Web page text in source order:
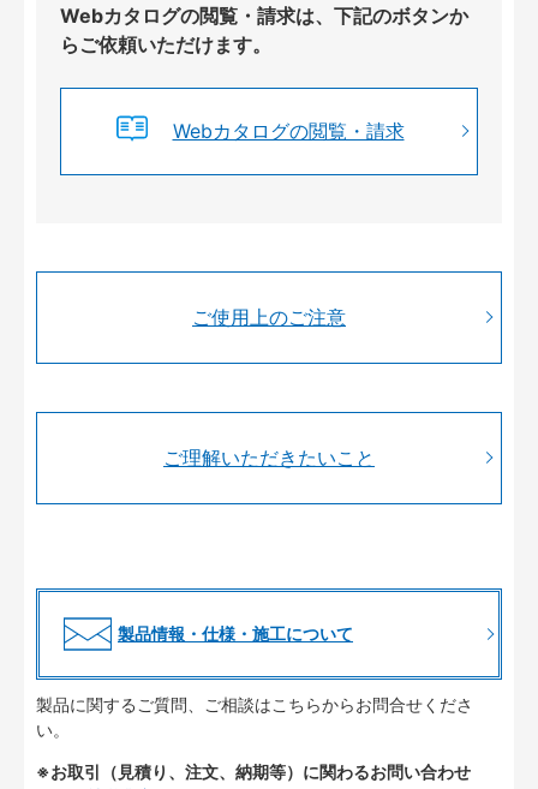
Webカタログの閲覧・請求は、下記のボタンか
らご依頼いただけます。
Webカタログの閲覧・請求
ご使用上のご注意
ご理解いただきたいこと
製品情報・仕様・施工について
製品に関するご質問、ご相談はこちらからお問合せくださ
い。
※お取引（見積り、注文、納期等）に関わるお問い合わせ